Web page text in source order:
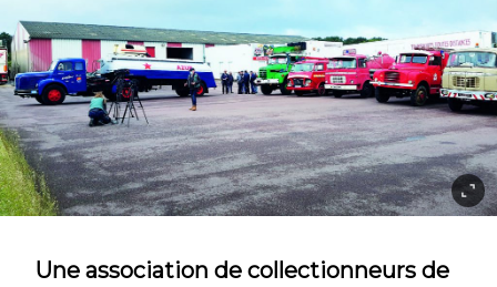
Une association de collectionneurs de